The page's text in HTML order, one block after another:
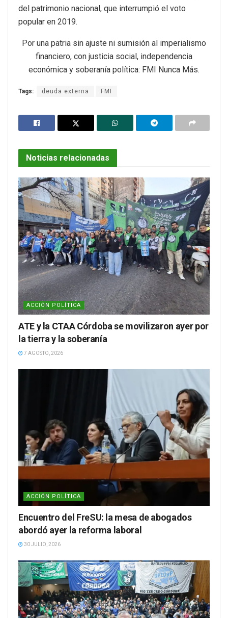
del patrimonio nacional, que interrumpió el voto
popular en 2019.
Por una patria sin ajuste ni sumisión al imperialismo
financiero, con justicia social, independencia
económica y soberanía política: FMI Nunca Más.
Tags: deuda externa FMI
Noticias relacionadas
ACCIÓN POLÍTICA
ATE y la CTAA Córdoba se movilizaron ayer por
la tierra y la soberanía
7 AGOSTO, 2026
ACCIÓN POLÍTICA
Encuentro del FreSU: la mesa de abogados
abordó ayer la reforma laboral
30 JULIO, 2026